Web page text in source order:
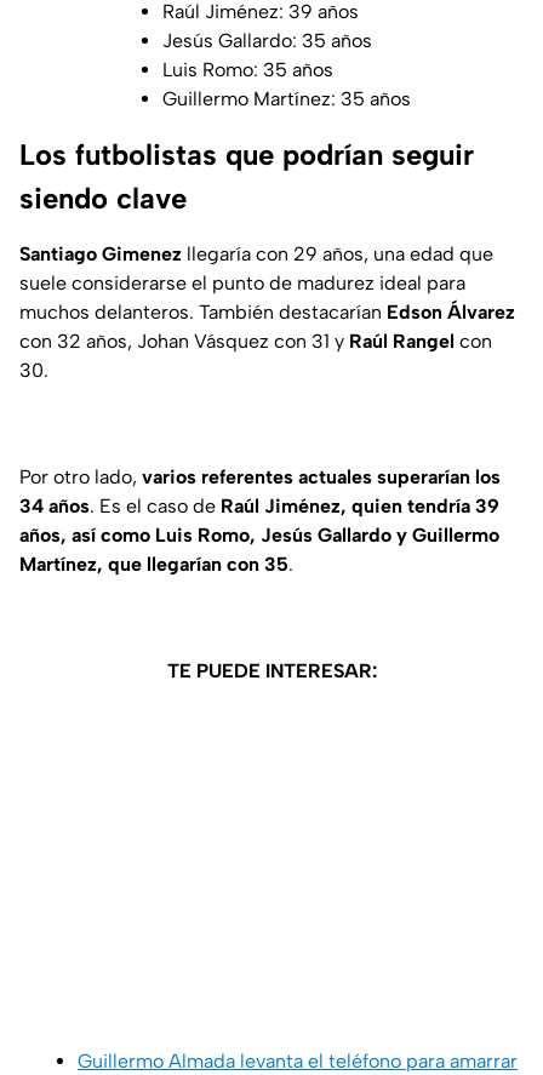
Raúl Jiménez: 39 años
Jesús Gallardo: 35 años
Luis Romo: 35 años
Guillermo Martínez: 35 años
Los futbolistas que podrían seguir
siendo clave
Santiago Gimenez llegaría con 29 años, una edad que
suele considerarse el punto de madurez ideal para
muchos delanteros. También destacarían Edson Álvarez
con 32 años, Johan Vásquez con 31 y Raúl Rangel con
30.
Por otro lado, varios referentes actuales superarían los
34 años. Es el caso de Raúl Jiménez, quien tendría 39
años, así como Luis Romo, Jesús Gallardo y Guillermo
Martínez, que llegarían con 35.
TE PUEDE INTERESAR:
Guillermo Almada levanta el teléfono para amarrar